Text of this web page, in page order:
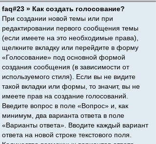
faq#23 » Как создать голосование?
При создании новой темы или при
редактировании первого сообщения темы
(если имеете на это необходимые права),
щелкните вкладку или перейдите в форму
«Голосование» под основной формой
создания сообщения (в зависимости от
используемого стиля). Если вы не видите
такой вкладки или формы, то значит, вы не
имеете прав на создание голосований.
Введите вопрос в поле «Вопрос» и, как
минимум, два варианта ответа в поле
«Варианты ответа». Вводите каждый вариант
ответа на новой строке текстового поля.